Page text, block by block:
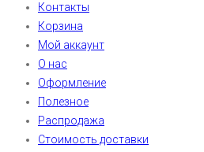
Контакты
Корзина
Мой аккаунт
О нас
Оформление
Полезное
Распродажа
Стоимость доставки